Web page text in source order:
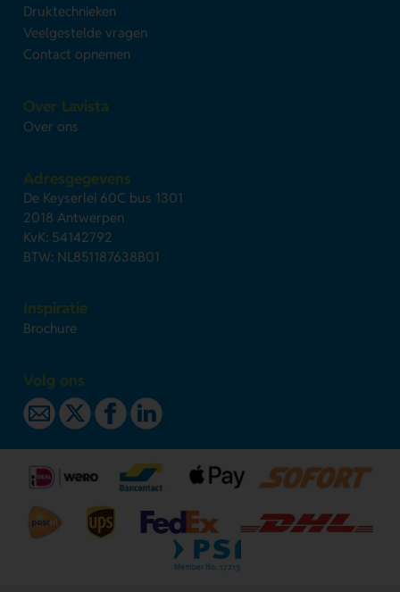
Druktechnieken
Veelgestelde vragen
Contact opnemen
Over Lavista
Over ons
Adresgegevens
De Keyserlei 60C bus 1301
2018 Antwerpen
KvK: 54142792
BTW: NL851187638B01
Inspiratie
Brochure
Volg ons